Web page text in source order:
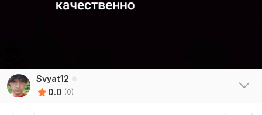
Svyat12
0.0 (0)